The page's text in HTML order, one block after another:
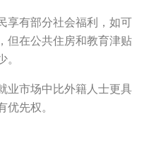
享有部分社会福利，如可
但在公共住房和教育津贴
业市场中比外籍人士更具
先权。